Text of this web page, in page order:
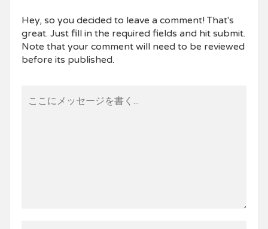
Hey, so you decided to leave a comment! That's
great. Just fill in the required fields and hit submit.
Note that your comment will need to be reviewed
before its published.